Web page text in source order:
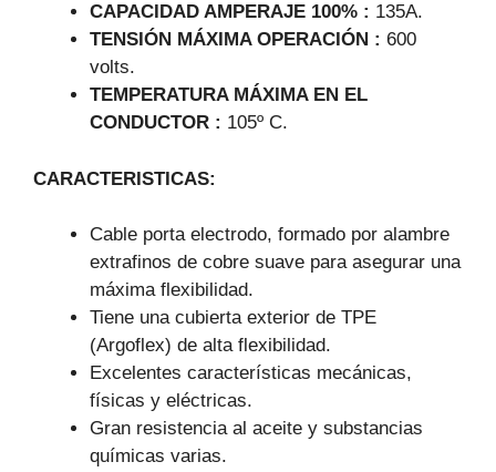
CAPACIDAD AMPERAJE 100% : 135A.
TENSIÓN MÁXIMA OPERACIÓN : 600
volts.
TEMPERATURA MÁXIMA EN EL
CONDUCTOR : 105º C.
CARACTERISTICAS:
Cable porta electrodo, formado por alambre
extrafinos de cobre suave para asegurar una
máxima flexibilidad.
Tiene una cubierta exterior de TPE
(Argoflex) de alta flexibilidad.
Excelentes características mecánicas,
físicas y eléctricas.
Gran resistencia al aceite y substancias
químicas varias.